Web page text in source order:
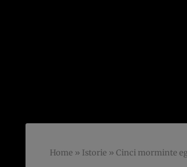
Home » Istorie » Cinci morminte